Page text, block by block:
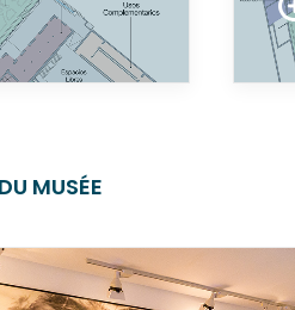
MUSÉE